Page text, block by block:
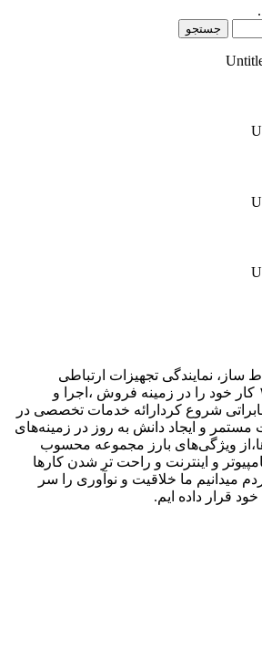
جستجو
ساز، نمایندگی تجهیزات ارتباطی
پاناسونیک از سال ۱۳۸۵ کار خود را در زمینه فروش ،اجرا و
شروع کردارائه خدمات تخصصی در
مستمر و ایجاد دانش به‌ روز در زمینه‌های
ویژگی‌های بارز مجموعه محسوب
و اینترنت و راحت تر شدن کارها
میدانیم ما خلاقیت و نوآوری را سر
قرار داده ایم.